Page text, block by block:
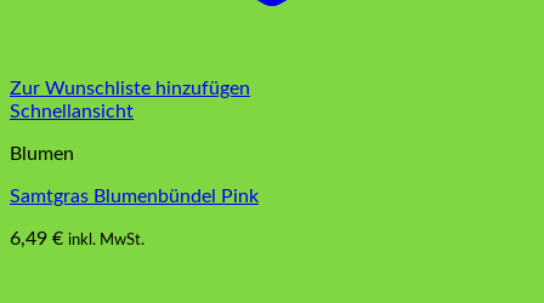
Zur Wunschliste hinzufügen
Schnellansicht
Blumen
Samtgras Blumenbündel Pink
6,49 € inkl. MwSt.